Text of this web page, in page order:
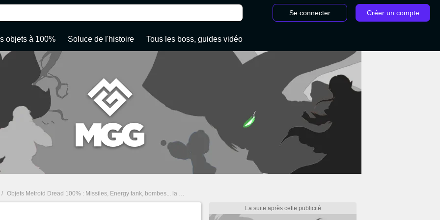
Se connecter Créer un compte
objets à 100% Soluce de l'histoire Tous les boss, guides vidéo
/ Objets Metroid Dread 100% : Missiles, Energy tank, bombes... la soluce